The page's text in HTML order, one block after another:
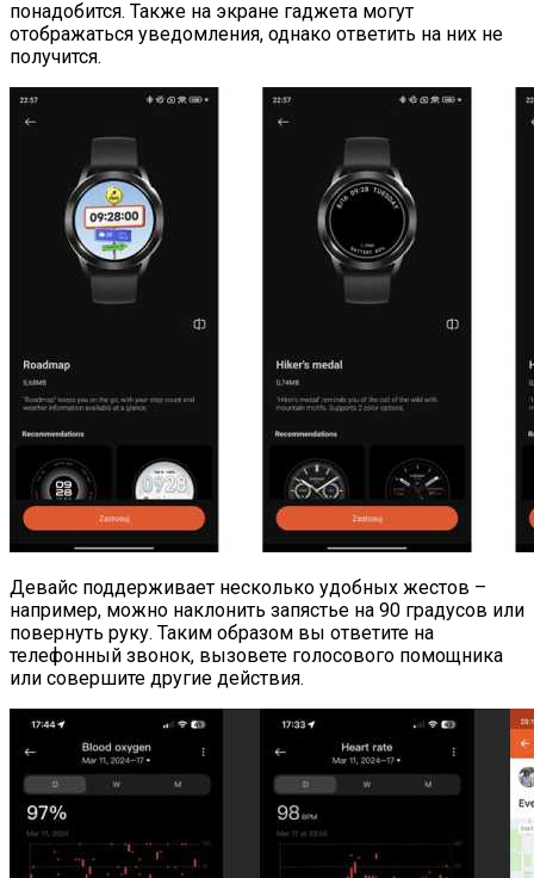
понадобится. Также на экране гаджета могут
отображаться уведомления, однако ответить на них не
получится.
Девайс поддерживает несколько удобных жестов –
например, можно наклонить запястье на 90 градусов или
повернуть руку. Таким образом вы ответите на
телефонный звонок, вызовете голосового помощника
или совершите другие действия.